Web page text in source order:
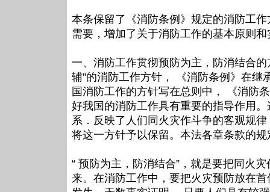
本条保留了《消防条例》规定的消防工
需要，增加了关于消防工作的基本原则
一、消防工作贯彻预防为主，防消结合
辅”的消防工作方针， 《消防条例》在继
国消防工作的方针写在总则中， 《消防
好我国的消防工作具有重要的指导作用。
系．反映了人们同火灾作斗争的客观规
将这一方针予以保留。本法各章条款的
“ 预防为主，防消结合”，就是要把同火
来。在消防工作中，要把火灾预防放在